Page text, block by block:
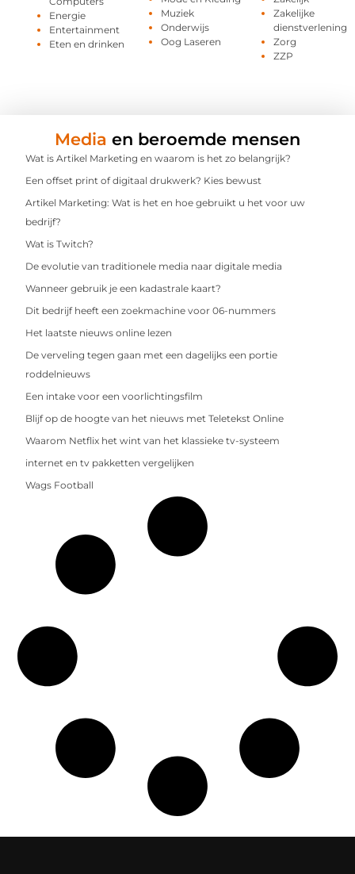
Energie
Entertainment
Eten en drinken
Muziek
Onderwijs
Oog Laseren
Zakelijke
dienstverlening
Zorg
ZZP
Media en beroemde mensen
Wat is Artikel Marketing en waarom is het zo belangrijk?
Een offset print of digitaal drukwerk? Kies bewust
Artikel Marketing: Wat is het en hoe gebruikt u het voor uw
bedrijf?
Wat is Twitch?
De evolutie van traditionele media naar digitale media
Wanneer gebruik je een kadastrale kaart?
Dit bedrijf heeft een zoekmachine voor 06-nummers
Het laatste nieuws online lezen
De verveling tegen gaan met een dagelijks een portie
roddelnieuws
Een intake voor een voorlichtingsfilm
Blijf op de hoogte van het nieuws met Teletekst Online
Waarom Netflix het wint van het klassieke tv-systeem
internet en tv pakketten vergelijken
Wags Football